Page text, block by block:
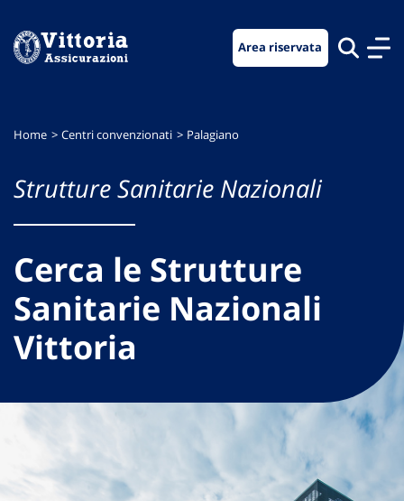
menu
contenuto
footer
Area riservata
Home Centri convenzionati Palagiano
Strutture Sanitarie Nazionali
Cerca le Strutture
Sanitarie Nazionali
Vittoria